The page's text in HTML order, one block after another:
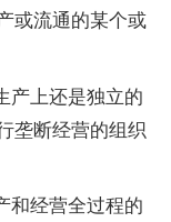
或流通的某个或
上还是独立的
垄断经营的组织
经营全过程的